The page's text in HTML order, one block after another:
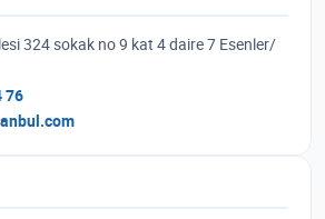
324 sokak no 9 kat 4 daire 7 Esenler/
76